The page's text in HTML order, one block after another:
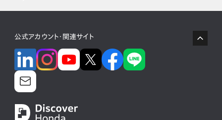
公式アカウント・関連サイト